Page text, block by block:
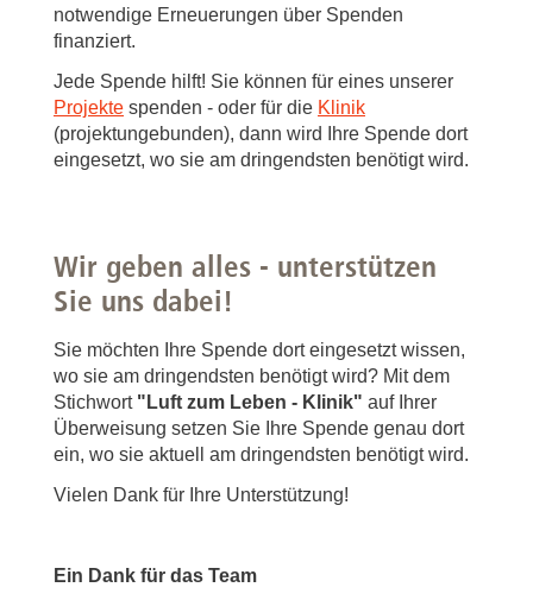
notwendige Erneuerungen über Spenden
finanziert.
Jede Spende hilft! Sie können für eines unserer
Projekte spenden - oder für die Klinik
(projektungebunden), dann wird Ihre Spende dort
eingesetzt, wo sie am dringendsten benötigt wird.
Wir geben alles - unterstützen
Sie uns dabei!
Sie möchten Ihre Spende dort eingesetzt wissen,
wo sie am dringendsten benötigt wird? Mit dem
Stichwort "Luft zum Leben - Klinik" auf Ihrer
Überweisung setzen Sie Ihre Spende genau dort
ein, wo sie aktuell am dringendsten benötigt wird.
Vielen Dank für Ihre Unterstützung!
Ein Dank für das Team